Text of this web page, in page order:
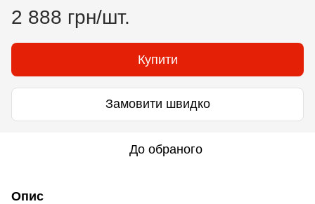
2 888 грн/шт.
Купити
Замовити швидко
До обраного
Опис